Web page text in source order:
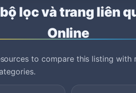
lọc và trang liên
Online
to compare this listing with